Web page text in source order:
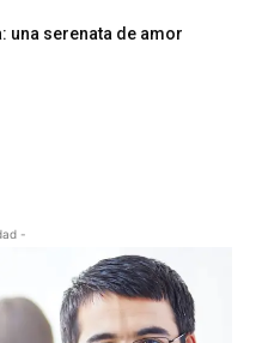
una serenata de amor
-